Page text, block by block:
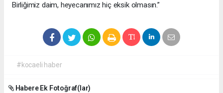
Birliğimiz daim, heyecanımız hiç eksik olmasın.”
#kocaeli haber
Habere Ek Fotoğraf(lar)